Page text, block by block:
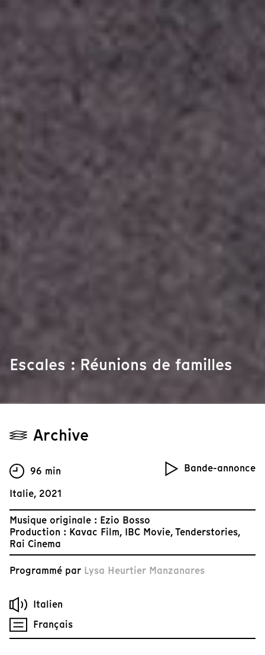
Escales : Réunions de familles
Archive
Bande-annonce
96 min
Italie, 2021
Musique originale : Ezio Bosso
Production : Kavac Film, IBC Movie, Tenderstories,
Rai Cinema
Programmé par Lysa Heurtier Manzanares
Italien
Français